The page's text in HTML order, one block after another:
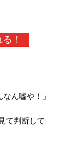
！
ん嘘や！」
て判断して